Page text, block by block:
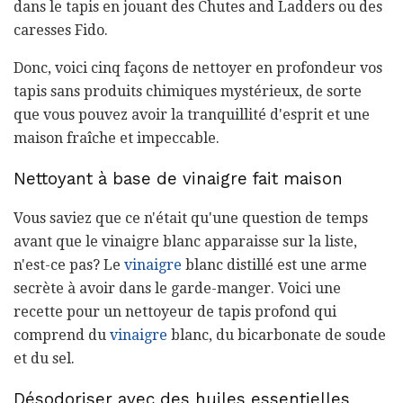
dans le tapis en jouant des Chutes and Ladders ou des
caresses Fido.
Donc, voici cinq façons de nettoyer en profondeur vos
tapis sans produits chimiques mystérieux, de sorte
que vous pouvez avoir la tranquillité d'esprit et une
maison fraîche et impeccable.
Nettoyant à base de vinaigre fait maison
Vous saviez que ce n'était qu'une question de temps
avant que le vinaigre blanc apparaisse sur la liste,
n'est-ce pas? Le vinaigre blanc distillé est une arme
secrète à avoir dans le garde-manger. Voici une
recette pour un nettoyeur de tapis profond qui
comprend du vinaigre blanc, du bicarbonate de soude
et du sel.